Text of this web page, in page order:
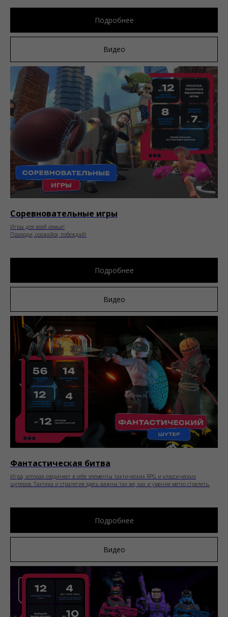
Подробнее
Видео
Соревновательные игры
Игры для всей семьи!
Приходи, сражайся, побеждай!
Подробнее
Видео
Фантастическая битва
Игра, которая соединяет в себе элементы тактических RPG и классических
шутеров. Тактика и стратегия здесь важны так же, как и умение метко стрелять.
Подробнее
Видео